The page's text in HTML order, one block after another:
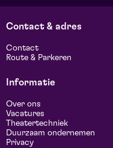
Contact & adres
Contact
Route & Parkeren
Informatie
Over ons
Vacatures
Theatertechniek
Duurzaam ondernemen
Privacy